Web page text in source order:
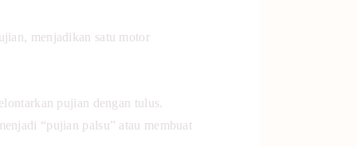
menjadikan satu motor
pujian dengan tulus.
“pujian palsu” atau membuat